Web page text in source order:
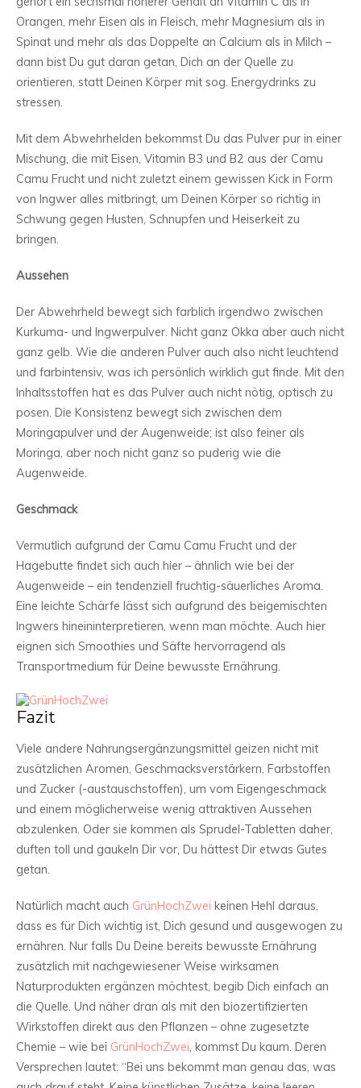
Orangen, mehr Eisen als in Fleisch, mehr Magnesium als in
Spinat und mehr als das Doppelte an Calcium als in Milch –
dann bist Du gut daran getan, Dich an der Quelle zu
orientieren, statt Deinen Körper mit sog. Energydrinks zu
stressen.
Mit dem Abwehrhelden bekommst Du das Pulver pur in einer
Mischung, die mit Eisen, Vitamin B3 und B2 aus der Camu
Camu Frucht und nicht zuletzt einem gewissen Kick in Form
von Ingwer alles mitbringt, um Deinen Körper so richtig in
Schwung gegen Husten, Schnupfen und Heiserkeit zu
bringen.
Aussehen
Der Abwehrheld bewegt sich farblich irgendwo zwischen
Kurkuma- und Ingwerpulver. Nicht ganz Okka aber auch nicht
ganz gelb. Wie die anderen Pulver auch also nicht leuchtend
und farbintensiv, was ich persönlich wirklich gut finde. Mit den
Inhaltsstoffen hat es das Pulver auch nicht nötig, optisch zu
posen. Die Konsistenz bewegt sich zwischen dem
Moringapulver und der Augenweide; ist also feiner als
Moringa, aber noch nicht ganz so puderig wie die
Augenweide.
Geschmack
Vermutlich aufgrund der Camu Camu Frucht und der
Hagebutte findet sich auch hier – ähnlich wie bei der
Augenweide – ein tendenziell fruchtig-säuerliches Aroma.
Eine leichte Schärfe lässt sich aufgrund des beigemischten
Ingwers hineininterpretieren, wenn man möchte. Auch hier
eignen sich Smoothies und Säfte hervorragend als
Transportmedium für Deine bewusste Ernährung.
Fazit
Viele andere Nahrungsergänzungsmittel geizen nicht mit
zusätzlichen Aromen, Geschmacksverstärkern, Farbstoffen
und Zucker (-austauschstoffen), um vom Eigengeschmack
und einem möglicherweise wenig attraktiven Aussehen
abzulenken. Oder sie kommen als Sprudel-Tabletten daher,
duften toll und gaukeln Dir vor, Du hättest Dir etwas Gutes
getan.
Natürlich macht auch GrünHochZwei keinen Hehl daraus,
dass es für Dich wichtig ist, Dich gesund und ausgewogen zu
ernähren. Nur falls Du Deine bereits bewusste Ernährung
zusätzlich mit nachgewiesener Weise wirksamen
Naturprodukten ergänzen möchtest, begib Dich einfach an
die Quelle. Und näher dran als mit den biozertifizierten
Wirkstoffen direkt aus den Pflanzen – ohne zugesetzte
Chemie – wie bei GrünHochZwei, kommst Du kaum. Deren
Versprechen lautet: “Bei uns bekommt man genau das, was